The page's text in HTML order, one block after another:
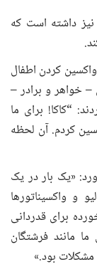
داشته است که
کردن اطفال
– خواهر و برادر –
“کاکا! برای ما
کردم. آن لحظه
«یک بار در یک
و واکسیناتورها
برای قدردانی
مانند فرشتگان
بود.»